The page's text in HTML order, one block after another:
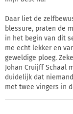
Daar liet de
blessure, praten de
in het begin van dit
me echt lekker en
geweldige ploeg.
Johan Cruijff Schaal
duidelijk dat
met twee vingers in